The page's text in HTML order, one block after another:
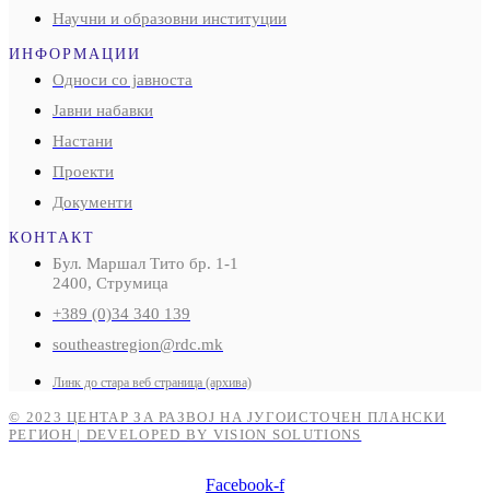
Научни и образовни институции
ИНФОРМАЦИИ
Односи со јавноста
Јавни набавки
Настани
Проекти
Документи
КОНТАКТ
Бул. Маршал Тито бр. 1-1
2400, Струмица
+389 (0)34 340 139
southeastregion@rdc.mk
Линк до стара веб страница (архива)
© 2023 ЦЕНТАР ЗА РАЗВОЈ НА ЈУГОИСТОЧЕН ПЛАНСКИ
РЕГИОН | DEVELOPED BY VISION SOLUTIONS
Facebook-f